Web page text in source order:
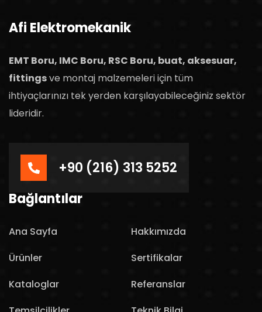
Afi Elektromekanik
EMT Boru, IMC Boru, RSC Boru, buat, aksesuar,
fittingsve montaj malzemeleri için tüm
ihtiyaçlarınızı tek yerden karşılayabileceğiniz sektör
lideridir.
+90 (216) 313 5252
Bağlantılar
Ana Sayfa
Hakkımızda
Ürünler
Sertifikalar
Kataloglar
Referanslar